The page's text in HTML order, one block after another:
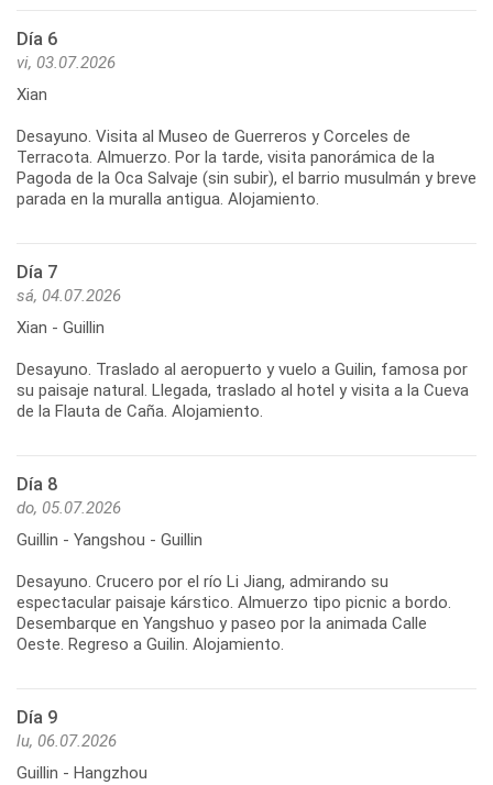
Día 6
vi, 03.07.2026
Xian
Desayuno. Visita al Museo de Guerreros y Corceles de
Terracota. Almuerzo. Por la tarde, visita panorámica de la
Pagoda de la Oca Salvaje (sin subir), el barrio musulmán y breve
Día 7
sá, 04.07.2026
Xian - Guillin
Desayuno. Traslado al aeropuerto y vuelo a Guilin, famosa por
su paisaje natural. Llegada, traslado al hotel y visita a la Cueva
Día 8
do, 05.07.2026
Guillin - Yangshou - Guillin
Desayuno. Crucero por el río Li Jiang, admirando su
espectacular paisaje kárstico. Almuerzo tipo picnic a bordo.
Desembarque en Yangshuo y paseo por la animada Calle
Día 9
lu, 06.07.2026
Guillin - Hangzhou